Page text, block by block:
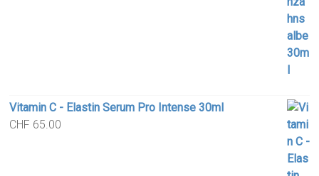
Vitamin C - Elastin Serum Pro Intense 30ml
CHF 65.00